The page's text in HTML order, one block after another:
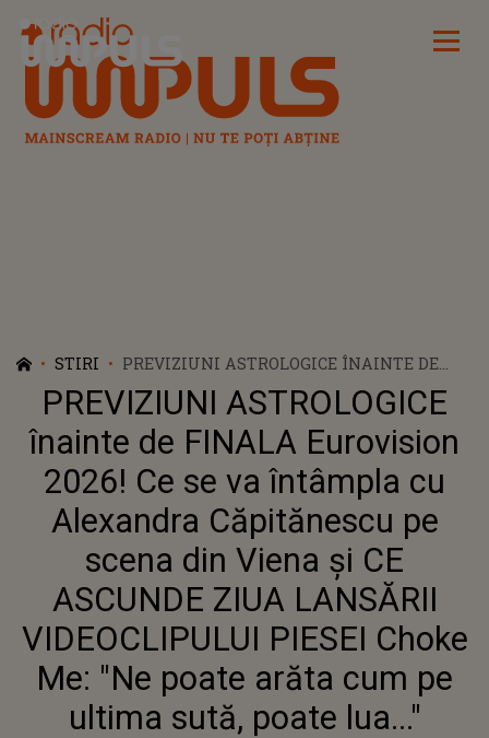
Radio Impuls
STIRI
PREVIZIUNI ASTROLOGICE ÎNAINTE DE
FINALA EUROVISION 2026! CE SE VA
ÎNTÂMPLA CU ALEXANDRA CĂPITĂNESCU
PE SCENA DIN VIENA ȘI CE ASCUNDE ZIUA
LANSĂRII VIDEOCLIPULUI PIESEI CHOKE
ME: "NE POATE ARĂTA CUM PE ULTIMA
PREVIZIUNI ASTROLOGICE
înainte de FINALA Eurovision
2026! Ce se va întâmpla cu
Alexandra Căpitănescu pe
scena din Viena și CE
ASCUNDE ZIUA LANSĂRII
VIDEOCLIPULUI PIESEI Choke
Me: "Ne poate arăta cum pe
ultima sută, poate lua..."